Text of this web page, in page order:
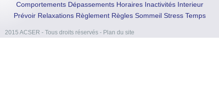
Comportements Dépassements Horaires Inactivités
Interieur
Prévoir Relaxations Règlement Règles Sommeil Stress Temps
2015 ACSER - Tous droits réservés - Plan du site